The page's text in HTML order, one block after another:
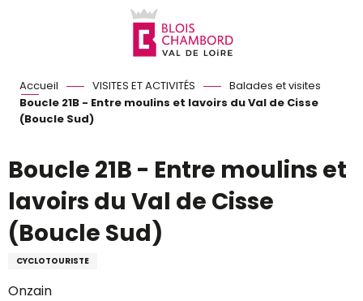
Accueil VISITES ET ACTIVITÉS
Balades et visites
Boucle 21B - Entre moulins et lavoirs du Val de Cisse
(Boucle Sud)
Boucle 21B - Entre moulins et
lavoirs du Val de Cisse
(Boucle Sud)
CYCLOTOURISTE
Onzain